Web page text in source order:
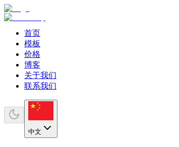
首页
模板
价格
博客
关于我们
联系我们
中文